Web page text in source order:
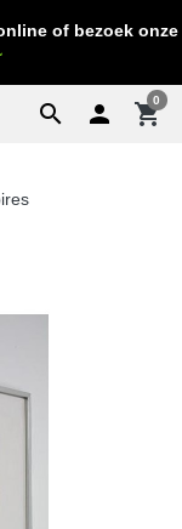
of bezoek onze
search  shopping_cart
0